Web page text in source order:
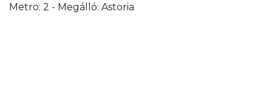
Metro: 2 - Megálló: Astoria